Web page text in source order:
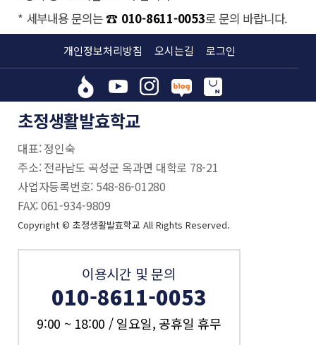
* 세부내용 문의는☎ 010-8611-0053로 문의 바랍니다.
개인정보처리방침 오시는길 로그인
초정생활발효학교
대표: 정인숙
주소: 전라남도 곡성군 옥과면 대학로 78-21
사업자등록번호: 548-86-01280
FAX: 061-934-9809
Copyright © 초정생활발효학교 All Rights Reserved.
이용시간 및 문의
010-8611-0053
9:00 ~ 18:00 / 일요일, 공휴일 휴무